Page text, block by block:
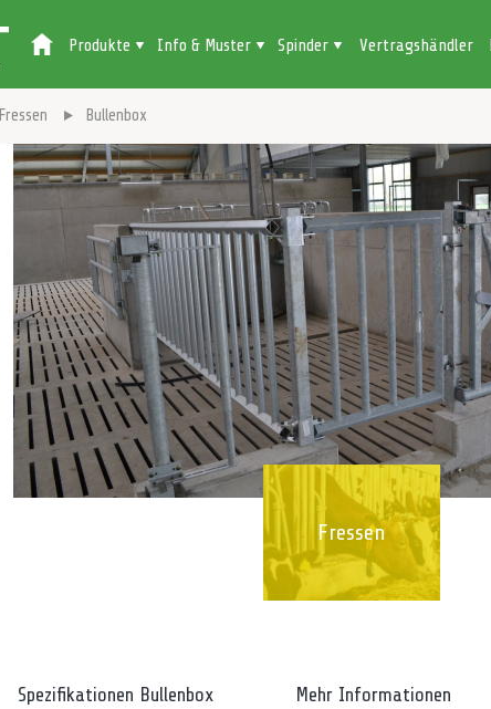
Produkte Info & Muster Spinder Vertragshändler
Fressen Bullenbox
Fressen
Spezifikationen Bullenbox Mehr Informationen